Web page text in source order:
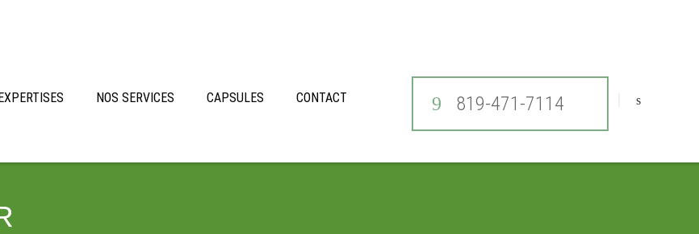
NOS SERVICES CAPSULES CONTACT 819-471-7114